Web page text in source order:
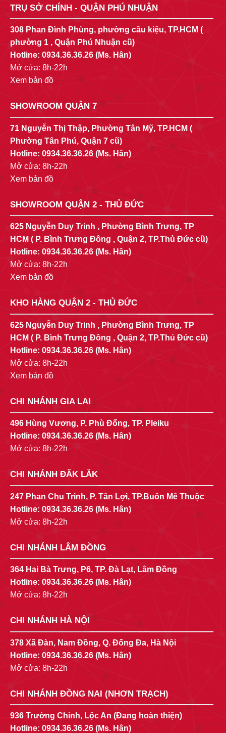
TRỤ SỞ CHÍNH - QUẬN PHÚ NHUẬN
308 Phan Đình Phùng, phường cầu kiệu, TP.HCM (
phường 1 , Quận Phú Nhuận cũ)
Hotline: 0934.36.36.26 (Ms. Hân)
Mở cửa: 8h-22h
Xem bản đồ
SHOWROOM QUẬN 7
71 Nguyễn Thị Thập, Phường Tân Mỹ, TP.HCM (
Phường Tân Phú, Quận 7 cũ)
Hotline: 0934.36.36.26 (Ms. Hân)
Mở cửa: 8h-22h
Xem bản đồ
SHOWROOM QUẬN 2 - THỦ ĐỨC
625 Nguyễn Duy Trinh , Phường Bình Trưng, TP
HCM ( P. Bình Trưng Đông , Quận 2, TP.Thủ Đức cũ)
Hotline: 0934.36.36.26 (Ms. Hân)
Mở cửa: 8h-22h
Xem bản đồ
KHO HÀNG QUẬN 2 - THỦ ĐỨC
625 Nguyễn Duy Trinh , Phường Bình Trưng, TP
HCM ( P. Bình Trưng Đông , Quận 2, TP.Thủ Đức cũ)
Hotline: 0934.36.36.26 (Ms. Hân)
Mở cửa: 8h-22h
Xem bản đồ
CHI NHÁNH GIA LAI
496 Hùng Vương, P. Phù Đổng, TP. Pleiku
Hotline: 0934.36.36.26 (Ms. Hân)
Mở cửa: 8h-22h
CHI NHÁNH ĐĂK LĂK
247 Phan Chu Trinh, P. Tân Lợi, TP.Buôn Mê Thuộc
Hotline: 0934.36.36.26 (Ms. Hân)
Mở cửa: 8h-22h
CHI NHÁNH LÂM ĐỒNG
364 Hai Bà Trưng, P6, TP. Đà Lạt, Lâm Đồng
Hotline: 0934.36.36.26 (Ms. Hân)
Mở cửa: 8h-22h
CHI NHÁNH HÀ NỘI
378 Xã Đàn, Nam Đồng, Q. Đống Đa, Hà Nội
Hotline: 0934.36.36.26 (Ms. Hân)
Mở cửa: 8h-22h
CHI NHÁNH ĐỒNG NAI (NHƠN TRẠCH)
936 Trường Chinh, Lộc An (Đang hoàn thiện)
Hotline: 0934.36.36.26 (Ms. Hân)